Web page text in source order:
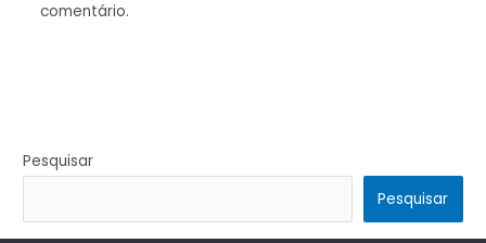
comentário.
Pesquisar
Pesquisar